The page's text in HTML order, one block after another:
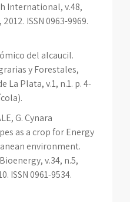
International, v.48,
ISSN 0963-9969.
del alcaucil.
y Forestales,
La Plata, v.1, n.1. p. 4-
G. Cynara
as a crop for Energy
environment.
v.34, n.5,
ISSN 0961-9534.